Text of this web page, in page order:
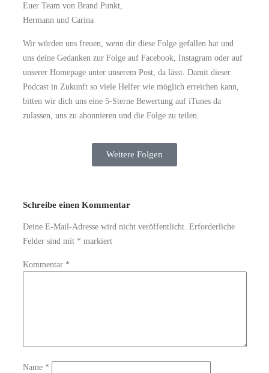
Euer Team von Brand Punkt,
Hermann und Carina
Wir würden uns freuen, wenn dir diese Folge gefallen hat und
uns deine Gedanken zur Folge auf Facebook, Instagram oder auf
unserer Homepage unter unserem Post, da lässt. Damit dieser
Podcast in Zukunft so viele Helfer wie möglich erreichen kann,
bitten wir dich uns eine 5-Sterne Bewertung auf iTunes da
zulassen, uns zu abonnieren und die Folge zu teilen.
Weitere Folgen
Schreibe einen Kommentar
Deine E-Mail-Adresse wird nicht veröffentlicht. Erforderliche
Felder sind mit * markiert
Kommentar *
Name *